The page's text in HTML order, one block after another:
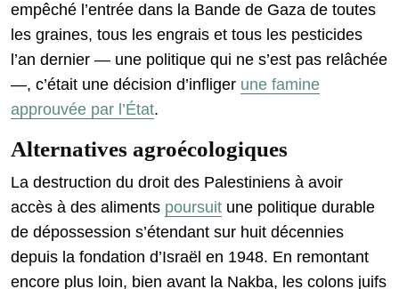
empêché l’entrée dans la Bande de Gaza de toutes
les graines, tous les engrais et tous les pesticides
l’an dernier — une politique qui ne s’est pas relâchée
—, c’était une décision d’infliger une famine
approuvée par l’État.
Alternatives agroécologiques
La destruction du droit des Palestiniens à avoir
accès à des aliments poursuit une politique durable
de dépossession s’étendant sur huit décennies
depuis la fondation d’Israël en 1948. En remontant
encore plus loin, bien avant la Nakba, les colons juifs